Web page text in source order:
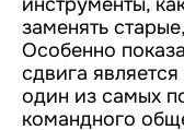
заменять
Особенно
сдвига
один из самых
командного